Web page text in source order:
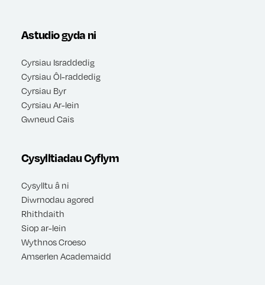
Astudio gyda ni
Cyrsiau Israddedig
Cyrsiau Ôl-raddedig
Cyrsiau Byr
Cyrsiau Ar-lein
Gwneud Cais
Cysylltiadau Cyflym
Cysylltu â ni
Diwrnodau agored
Rhithdaith
Siop ar-lein
Wythnos Croeso
Amserlen Academaidd